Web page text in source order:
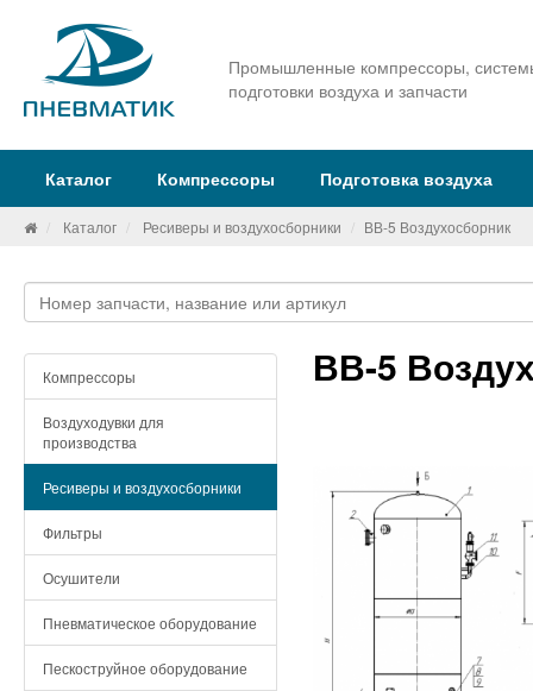
Промышленные компрессоры,
подготовки воздуха и запчасти
Каталог Компрессоры Подготовка воздуха
Каталог Ресиверы и воздухосборники ВВ-5 Воздухосборник
Компрессоры
Воздуходувки для
производства
Ресиверы и воздухосборники
Фильтры
Осушители
Пневматическое оборудование
Пескоструйное оборудование
ВВ-5